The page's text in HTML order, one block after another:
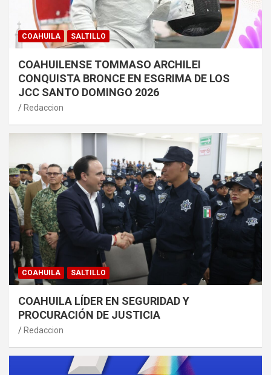
COAHUILA SALTILLO
COAHUILENSE TOMMASO ARCHILEI
CONQUISTA BRONCE EN ESGRIMA DE LOS
JCC SANTO DOMINGO 2026
Redaccion
COAHUILA SALTILLO
COAHUILA LÍDER EN SEGURIDAD Y
PROCURACIÓN DE JUSTICIA
Redaccion